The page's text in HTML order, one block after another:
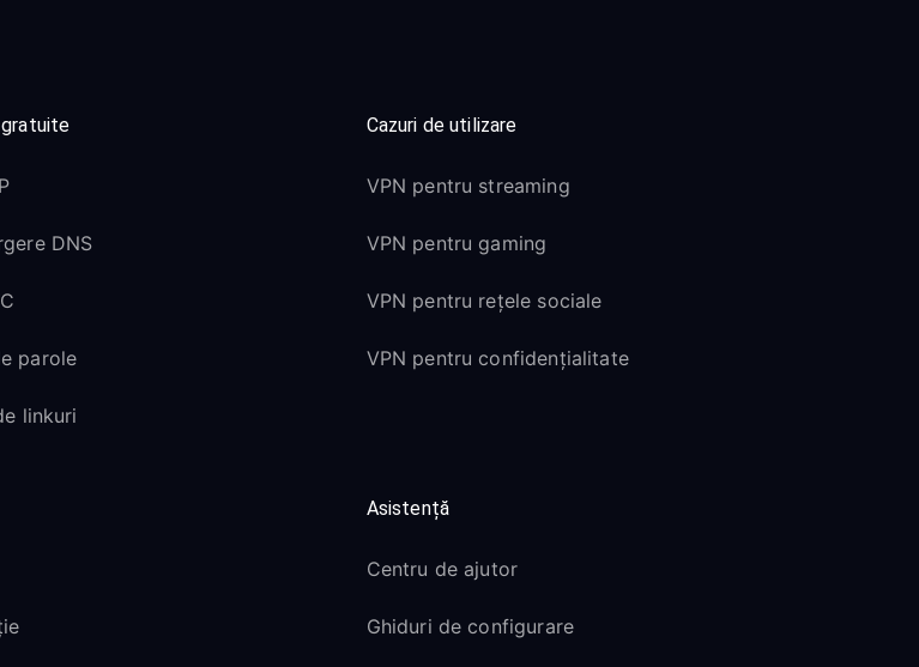
DNS
parole
linkuri
Cazuri de utilizare
VPN pentru streaming
VPN pentru gaming
VPN pentru rețele sociale
VPN pentru confidențialitate
Asistență
Centru de ajutor
Ghiduri de configurare